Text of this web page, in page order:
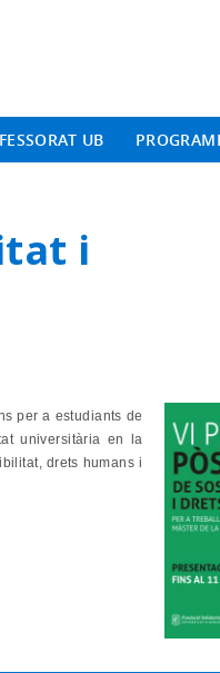
UB
i
per a estudiants de
universitària en la
drets humans i